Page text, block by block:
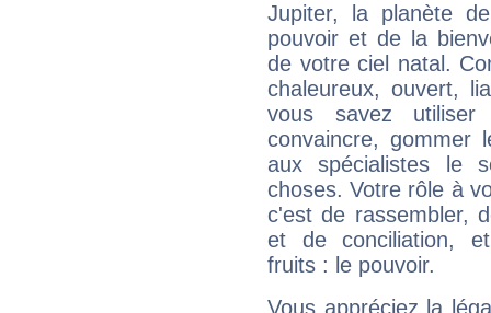
Jupiter, la planète
pouvoir et de la
de votre ciel natal.
chaleureux, ouvert,
vous savez
convaincre, gommer
aux spécialistes le
choses. Votre rôle à
c'est de rassembler,
et de conciliation,
fruits : le pouvoir.
Vous appréciez la